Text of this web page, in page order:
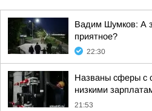
Вадим Шумков: А
приятное?
22:30
Названы сферы с
низкими
21:53